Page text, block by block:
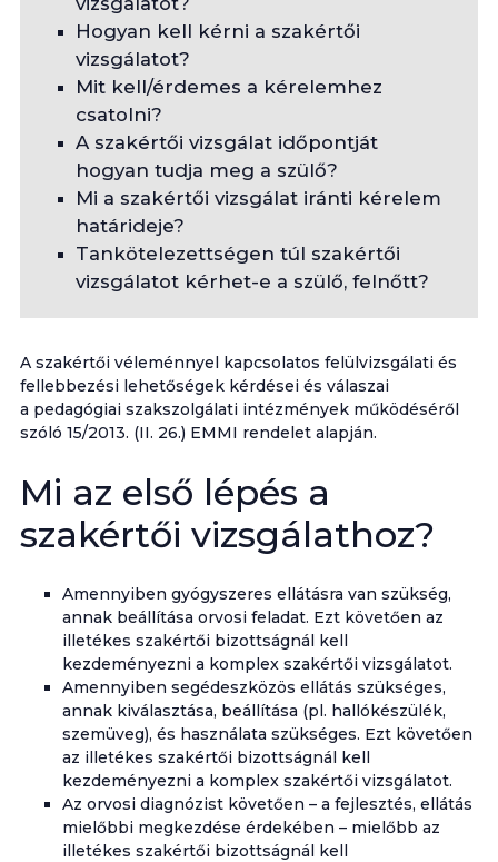
Hogyan kell kérni a szakértői
vizsgálatot?
Mit kell/érdemes a kérelemhez
csatolni?
A szakértői vizsgálat időpontját
hogyan tudja meg a szülő?
Mi a szakértői vizsgálat iránti kérelem
határideje?
Tankötelezettségen túl szakértői
vizsgálatot kérhet-e a szülő, felnőtt?
A szakértői véleménnyel kapcsolatos felülvizsgálati és
fellebbezési lehetőségek kérdései és válaszai
a pedagógiai szakszolgálati intézmények működéséről
szóló 15/2013. (II. 26.) EMMI rendelet alapján.
Mi az első lépés a
szakértői vizsgálathoz?
Amennyiben gyógyszeres ellátásra van szükség,
annak beállítása orvosi feladat. Ezt követően az
illetékes szakértői bizottságnál kell
kezdeményezni a komplex szakértői vizsgálatot.
Amennyiben segédeszközös ellátás szükséges,
annak kiválasztása, beállítása (pl. hallókészülék,
szemüveg), és használata szükséges. Ezt követően
az illetékes szakértői bizottságnál kell
kezdeményezni a komplex szakértői vizsgálatot.
Az orvosi diagnózist követően – a fejlesztés, ellátás
mielőbbi megkezdése érdekében – mielőbb az
illetékes szakértői bizottságnál kell